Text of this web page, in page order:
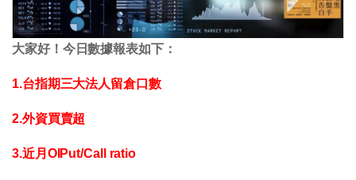
大家好！今日數據報表如下：
1.台指期三大法人留倉口數
2.外資買賣超
3.近月OIPut/Call ratio